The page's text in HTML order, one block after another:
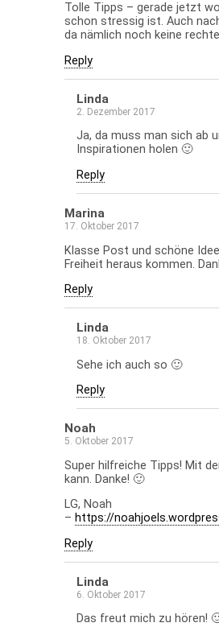
Tolle Tipps – gerade jetzt
schon stressig ist. Auch
da nämlich noch keine
Reply
Linda
2. Dezember 2017
Ja, da muss man sich ab
Inspirationen holen 🙂
Reply
Marina
17. Oktober 2017
Klasse Post und schöne
Freiheit heraus kommen.
Reply
Linda
18. Oktober 2017
Sehe ich auch so 🙂
Reply
Noah
5. Oktober 2017
Super hilfreiche Tipps! Mit
kann. Danke! 🙂
LG, Noah
– https://
Reply
Linda
6. Oktober 2017
Das freut mich zu hören!